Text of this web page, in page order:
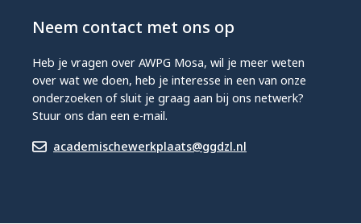
Neem contact met ons op
Heb je vragen over AWPG Mosa, wil je meer weten
over wat we doen, heb je interesse in een van onze
onderzoeken of sluit je graag aan bij ons netwerk?
Stuur ons dan een e-mail.
academischewerkplaats@ggdzl.nl